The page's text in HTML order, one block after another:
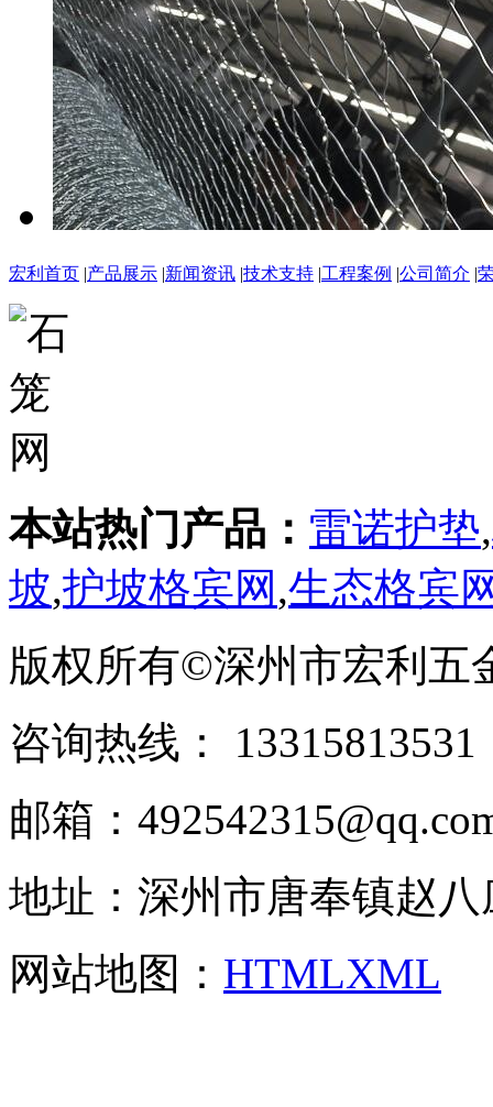
宏利首页 |产品展示 |新闻资讯 |技术支持 |工程案例 |公司简介 |
本站热门产品： 雷诺护垫,
坡,护坡格宾网 ,生态格宾
版权所有©深州市宏利五
咨询热线：
邮箱：
地址：深州市唐奉镇赵
网站地图： HTMLXML